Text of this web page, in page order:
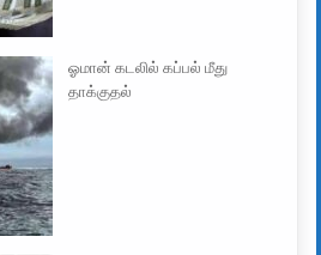
ஓமான் கடலில் கப்பல் மீது
தாக்குதல்